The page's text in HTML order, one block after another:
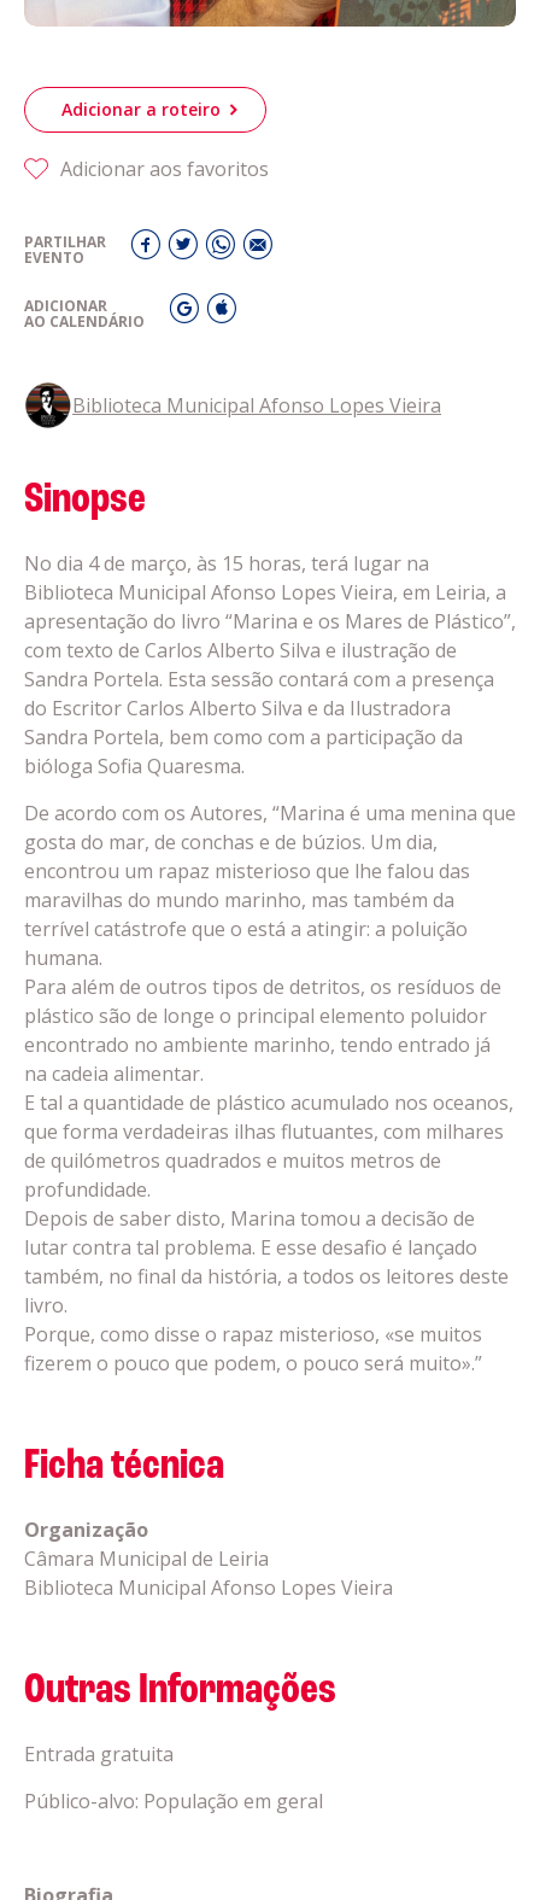
Adicionar a roteiro
Adicionar aos favoritos
PARTILHAR
EVENTO
ADICIONAR
AO CALENDÁRIO
Biblioteca Municipal Afonso Lopes Vieira
Sinopse
No dia 4 de março, às 15 horas, terá lugar na
Biblioteca Municipal Afonso Lopes Vieira, em Leiria, a
apresentação do livro “Marina e os Mares de Plástico”,
com texto de Carlos Alberto Silva e ilustração de
Sandra Portela. Esta sessão contará com a presença
do Escritor Carlos Alberto Silva e da Ilustradora
Sandra Portela, bem como com a participação da
bióloga Sofia Quaresma.
De acordo com os Autores, “Marina é uma menina que
gosta do mar, de conchas e de búzios. Um dia,
encontrou um rapaz misterioso que lhe falou das
maravilhas do mundo marinho, mas também da
terrível catástrofe que o está a atingir: a poluição
humana.
Para além de outros tipos de detritos, os resíduos de
plástico são de longe o principal elemento poluidor
encontrado no ambiente marinho, tendo entrado já
na cadeia alimentar.
E tal a quantidade de plástico acumulado nos oceanos,
que forma verdadeiras ilhas flutuantes, com milhares
de quilómetros quadrados e muitos metros de
profundidade.
Depois de saber disto, Marina tomou a decisão de
lutar contra tal problema. E esse desafio é lançado
também, no final da história, a todos os leitores deste
livro.
Porque, como disse o rapaz misterioso, «se muitos
fizerem o pouco que podem, o pouco será muito».”
Ficha técnica
Organização
Câmara Municipal de Leiria
Biblioteca Municipal Afonso Lopes Vieira
Outras Informações
Entrada gratuita
Público-alvo: População em geral